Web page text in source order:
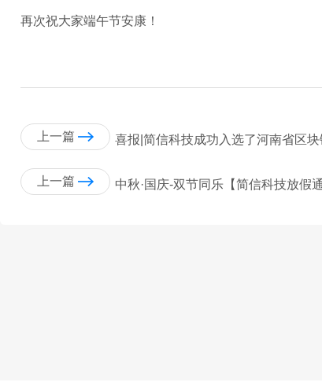
再次祝大家端午节安康！
上一篇 喜报|简信科技成功入选了河南省区
上一篇 中秋·国庆-双节同乐【简信科技放假通